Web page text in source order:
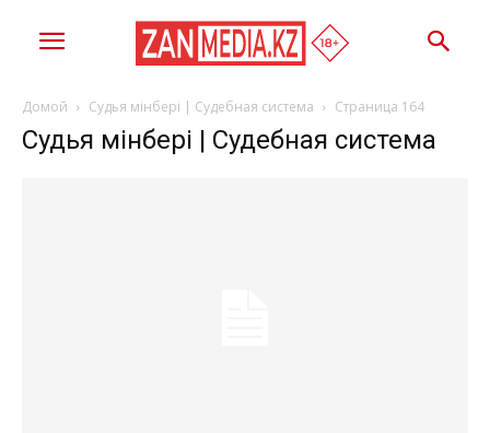
Домой Судья мінбері | Судебная система Страница 164
Судья мінбері | Судебная система